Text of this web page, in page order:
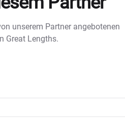
unserem Partner angebotenen
Great Lengths.